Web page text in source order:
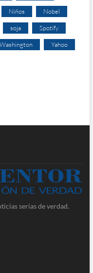
Niños Nobel
soja Spotify
Washington Yahoo
serias de verdad.